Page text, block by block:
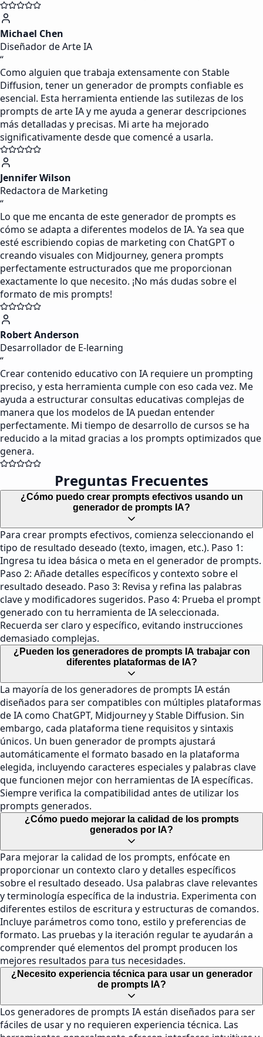
Michael Chen
Diseñador de Arte IA
“
Como alguien que trabaja extensamente con Stable
Diffusion, tener un generador de prompts confiable es
esencial. Esta herramienta entiende las sutilezas de los
prompts de arte IA y me ayuda a generar descripciones
más detalladas y precisas. Mi arte ha mejorado
significativamente desde que comencé a usarla.
Jennifer Wilson
Redactora de Marketing
“
Lo que me encanta de este generador de prompts es
cómo se adapta a diferentes modelos de IA. Ya sea que
esté escribiendo copias de marketing con ChatGPT o
creando visuales con Midjourney, genera prompts
perfectamente estructurados que me proporcionan
exactamente lo que necesito. ¡No más dudas sobre el
formato de mis prompts!
Robert Anderson
Desarrollador de E-learning
“
Crear contenido educativo con IA requiere un prompting
preciso, y esta herramienta cumple con eso cada vez. Me
ayuda a estructurar consultas educativas complejas de
manera que los modelos de IA puedan entender
perfectamente. Mi tiempo de desarrollo de cursos se ha
reducido a la mitad gracias a los prompts optimizados que
genera.
Preguntas Frecuentes
¿Cómo puedo crear prompts efectivos usando un
generador de prompts IA?
Para crear prompts efectivos, comienza seleccionando el
tipo de resultado deseado (texto, imagen, etc.). Paso 1:
Ingresa tu idea básica o meta en el generador de prompts.
Paso 2: Añade detalles específicos y contexto sobre el
resultado deseado. Paso 3: Revisa y refina las palabras
clave y modificadores sugeridos. Paso 4: Prueba el prompt
generado con tu herramienta de IA seleccionada.
Recuerda ser claro y específico, evitando instrucciones
demasiado complejas.
¿Pueden los generadores de prompts IA trabajar con
diferentes plataformas de IA?
La mayoría de los generadores de prompts IA están
diseñados para ser compatibles con múltiples plataformas
de IA como ChatGPT, Midjourney y Stable Diffusion. Sin
embargo, cada plataforma tiene requisitos y sintaxis
únicos. Un buen generador de prompts ajustará
automáticamente el formato basado en la plataforma
elegida, incluyendo caracteres especiales y palabras clave
que funcionen mejor con herramientas de IA específicas.
Siempre verifica la compatibilidad antes de utilizar los
prompts generados.
¿Cómo puedo mejorar la calidad de los prompts
generados por IA?
Para mejorar la calidad de los prompts, enfócate en
proporcionar un contexto claro y detalles específicos
sobre el resultado deseado. Usa palabras clave relevantes
y terminología específica de la industria. Experimenta con
diferentes estilos de escritura y estructuras de comandos.
Incluye parámetros como tono, estilo y preferencias de
formato. Las pruebas y la iteración regular te ayudarán a
comprender qué elementos del prompt producen los
mejores resultados para tus necesidades.
¿Necesito experiencia técnica para usar un generador
de prompts IA?
Los generadores de prompts IA están diseñados para ser
fáciles de usar y no requieren experiencia técnica. Las